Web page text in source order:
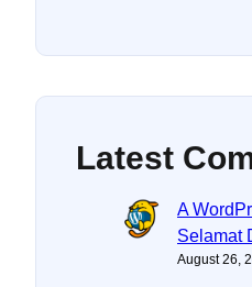
Latest
A
Selamat
August 26,